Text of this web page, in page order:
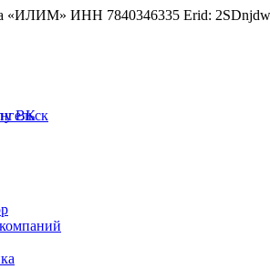
«ИЛИМ» ИНН 7840346335 Erid: